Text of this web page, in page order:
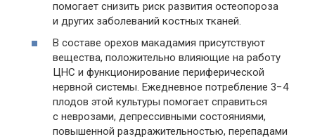
помогает снизить риск развития остеопороза
и других заболеваний костных тканей.
В составе орехов макадамия присутствуют
вещества, положительно влияющие на работу
ЦНС и функционирование периферической
нервной системы. Ежедневное потребление 3−4
плодов этой культуры помогает справиться
с неврозами, депрессивными состояниями,
повышенной раздражительностью, перепадами